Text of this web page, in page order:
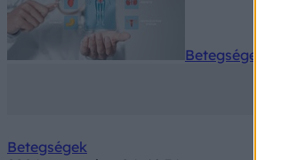
Betegségek A-Z
Betegségek